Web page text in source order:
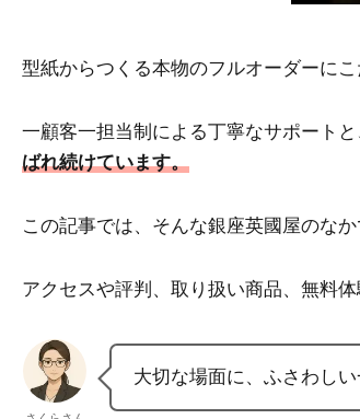
型紙からつくる本物のフルオーダーに
一顧客一担当制による丁寧なサポート
ばれ続けています。
この記事では、そんな銀座英國屋のな
アクセスや評判、取り扱い商品、無料
大切な場面に、ふさわし